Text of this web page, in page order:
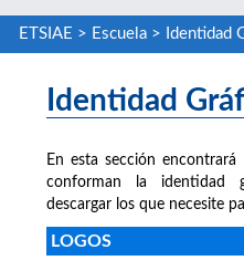
ETSIAE > Escuela> Identidad
Identidad
En esta sección
conforman la identidad
descargar los que necesite
LOGOS